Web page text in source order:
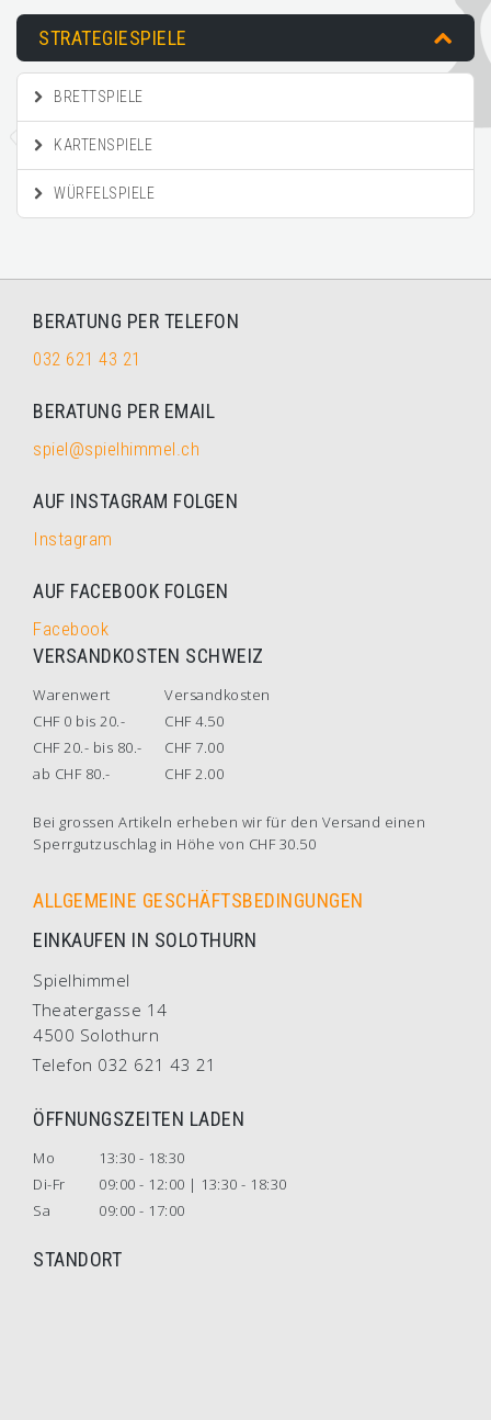
STRATEGIESPIELE
BRETTSPIELE
KARTENSPIELE
WÜRFELSPIELE
BERATUNG PER TELEFON
032 621 43 21
BERATUNG PER EMAIL
spiel@spielhimmel.ch
AUF INSTAGRAM FOLGEN
Instagram
AUF FACEBOOK FOLGEN
Facebook
VERSANDKOSTEN SCHWEIZ
Warenwert
Versandkosten
CHF 0 bis 20.-
CHF 4.50
CHF 20.- bis 80.-
CHF 7.00
ab CHF 80.-
CHF 2.00
Bei grossen Artikeln erheben wir für den Versand einen
Sperrgutzuschlag in Höhe von CHF 30.50
ALLGEMEINE GESCHÄFTSBEDINGUNGEN
EINKAUFEN IN SOLOTHURN
Spielhimmel
Theatergasse 14
4500 Solothurn
Telefon 032 621 43 21
ÖFFNUNGSZEITEN LADEN
Mo
13:30 - 18:30
Di-Fr
09:00 - 12:00 | 13:30 - 18:30
Sa
09:00 - 17:00
STANDORT